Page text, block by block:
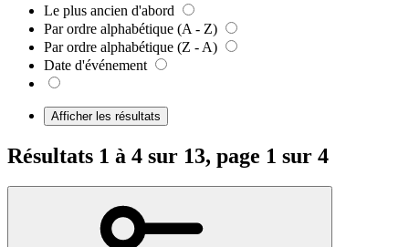
Le plus ancien d'abord
Par ordre alphabétique (A - Z)
Par ordre alphabétique (Z - A)
Date d'événement
Afficher les résultats
Résultats 1 à 4 sur 13, page 1 sur 4